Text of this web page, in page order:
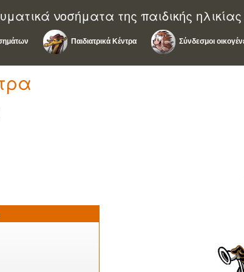
νοσήματα της παιδικής ηλικίας
Παιδιατρικά Κέντρα Σύνδεσμοι